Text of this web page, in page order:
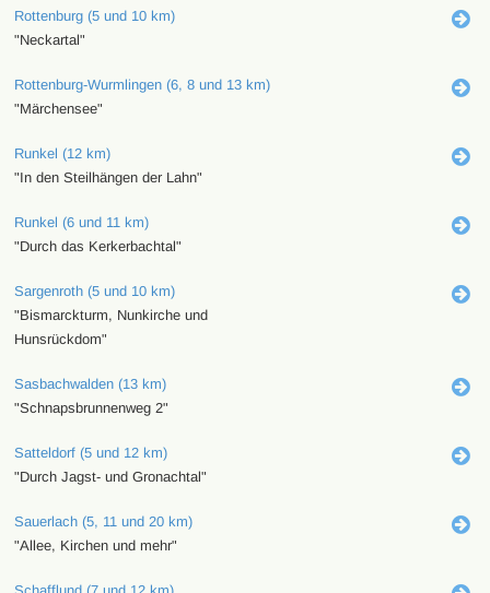
Rottenburg (5 und 10 km)
"Neckartal"
Rottenburg-Wurmlingen (6, 8 und 13 km)
"Märchensee"
Runkel (12 km)
"In den Steilhängen der Lahn"
Runkel (6 und 11 km)
"Durch das Kerkerbachtal"
Sargenroth (5 und 10 km)
"Bismarckturm, Nunkirche und
Hunsrückdom"
Sasbachwalden (13 km)
"Schnapsbrunnenweg 2"
Satteldorf (5 und 12 km)
"Durch Jagst- und Gronachtal"
Sauerlach (5, 11 und 20 km)
"Allee, Kirchen und mehr"